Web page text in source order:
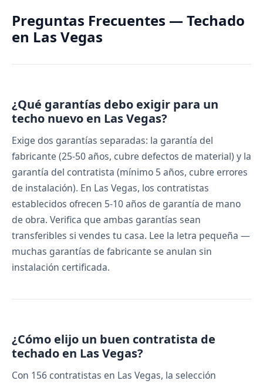
Preguntas Frecuentes — Techado
en Las Vegas
¿Qué garantías debo exigir para un
techo nuevo en Las Vegas?
Exige dos garantías separadas: la garantía del
fabricante (25-50 años, cubre defectos de material) y la
garantía del contratista (mínimo 5 años, cubre errores
de instalación). En Las Vegas, los contratistas
establecidos ofrecen 5-10 años de garantía de mano
de obra. Verifica que ambas garantías sean
transferibles si vendes tu casa. Lee la letra pequeña —
muchas garantías de fabricante se anulan sin
instalación certificada.
¿Cómo elijo un buen contratista de
techado en Las Vegas?
Con 156 contratistas en Las Vegas, la selección